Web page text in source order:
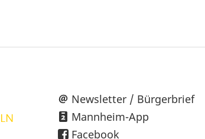
Newsletter / Bürgerbrief
Mannheim-App
Facebook